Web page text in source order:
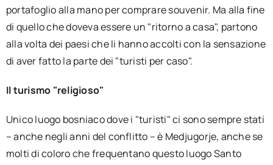
portafoglio alla mano per comprare souvenir. Ma alla fine
di quello che doveva essere un "ritorno a casa", partono
alla volta dei paesi che li hanno accolti con la sensazione
di aver fatto la parte dei "turisti per caso".
Il turismo "religioso"
Unico luogo bosniaco dove i "turisti" ci sono sempre stati
– anche negli anni del conflitto – è Medjugorje, anche se
molti di coloro che frequentano questo luogo Santo